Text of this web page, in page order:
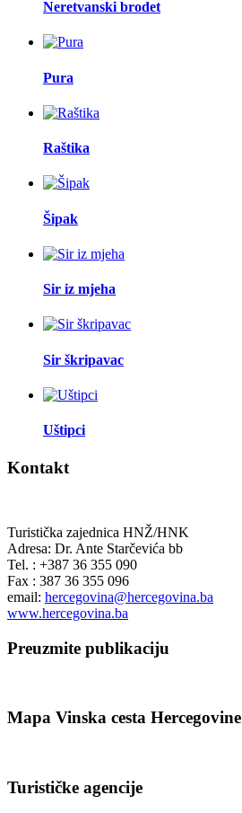
Neretvanski brodet
Pura
Raštika
Šipak
Sir iz mjeha
Sir škripavac
Uštipci
Kontakt
Turistička zajednica HNŽ/HNK
Adresa: Dr. Ante Starčevića bb
Tel. : +387 36 355 090
Fax : 387 36 355 096
email: hercegovina@hercegovina.ba
www.hercegovina.ba
Preuzmite publikaciju
Mapa Vinska cesta Hercegovine
Turističke agencije